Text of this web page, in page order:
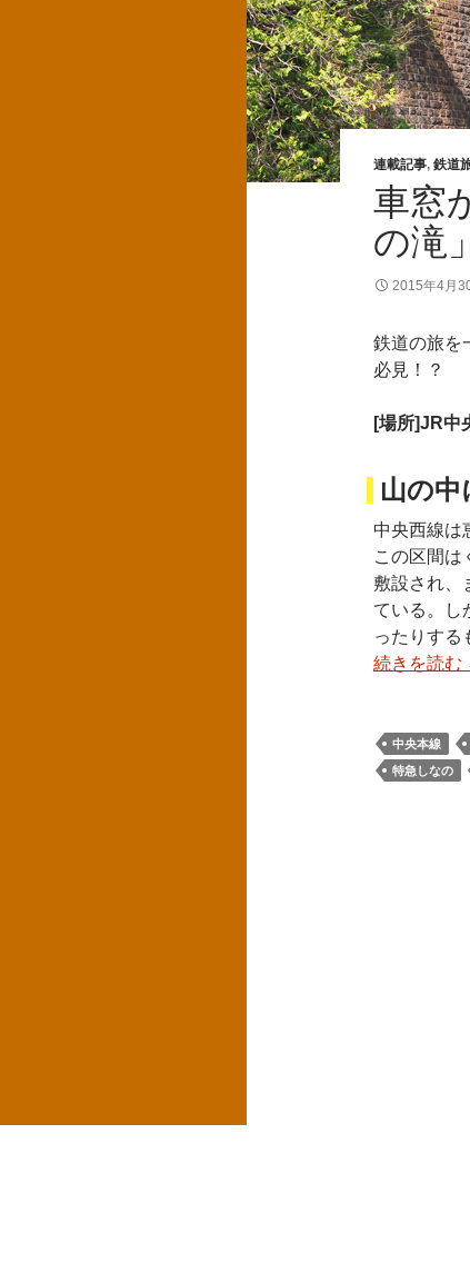
連載記事, 鉄道
車窓
の滝
2015年4月
鉄道の旅を
必見！？
[場所]JR中
山の中
中央西線は
この区間は
敷設され、
ている。し
ったりする
続きを読む
中央本線
特急しなの